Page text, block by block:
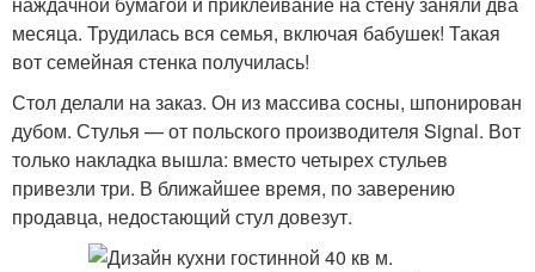
месяца. Трудилась вся семья, включая бабушек! Такая
вот семейная стенка получилась!
Стол делали на заказ. Он из массива сосны, шпонирован
дубом. Стулья — от польского производителя Signal. Вот
только накладка вышла: вместо четырех стульев
привезли три. В ближайшее время, по заверению
продавца, недостающий стул довезут.